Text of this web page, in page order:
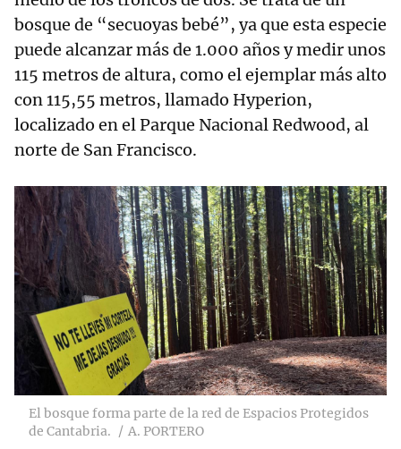
bosque de “secuoyas bebé”, ya que esta especie
puede alcanzar más de 1.000 años y medir unos
115 metros de altura, como el ejemplar más alto
con 115,55 metros, llamado Hyperion,
localizado en el Parque Nacional Redwood, al
norte de San Francisco.
El bosque forma parte de la red de Espacios Protegidos
de Cantabria.
A. PORTERO